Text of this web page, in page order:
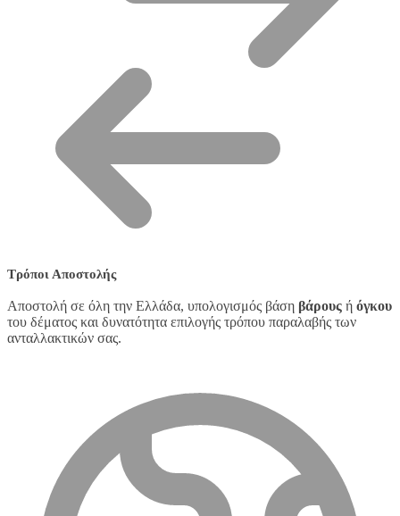
Τρόποι Αποστολής
Αποστολή σε όλη την Ελλάδα, υπολογισμός βάση βάρους ή όγκου
του δέματος και δυνατότητα επιλογής τρόπου παραλαβής των
ανταλλακτικών σας.